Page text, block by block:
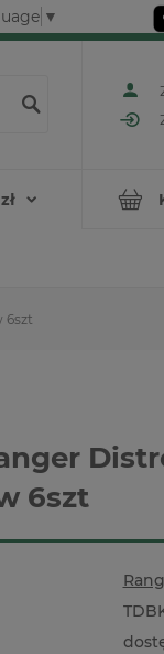
▼
6szt
6szt